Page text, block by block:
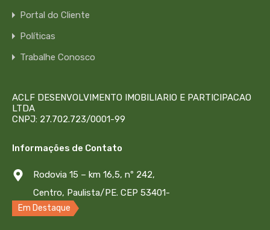
Informações do empreendimento Plantas 2 ou 3 quartos
44 e 54 m²
Em Destaque
Portal do Cliente
Políticas
Trabalhe Conosco
ACLF DESENVOLVIMENTO IMOBILIARIO E PARTICIPACAO
LTDA
CNPJ: 27.702.723/0001-99
Informações de Contato
Rodovia 15 – km 16,5, nº 242,
Centro, Paulista/PE. CEP 53401-
445